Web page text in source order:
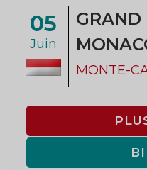
05
Juin
GRAND
MONTE-